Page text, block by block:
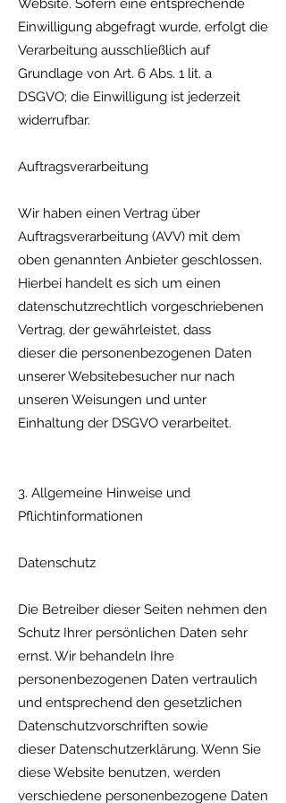
Website. Sofern eine entsprechende
Einwilligung abgefragt wurde, erfolgt die
Verarbeitung ausschließlich auf
Grundlage von Art. 6 Abs. 1 lit. a
DSGVO; die Einwilligung ist jederzeit
widerrufbar.
Auftragsverarbeitung
Wir haben einen Vertrag über
Auftragsverarbeitung (AVV) mit dem
oben genannten Anbieter geschlossen.
Hierbei handelt es sich um einen
datenschutzrechtlich vorgeschriebenen
Vertrag, der gewährleistet, dass
dieser die personenbezogenen Daten
unserer Websitebesucher nur nach
unseren Weisungen und unter
Einhaltung der DSGVO verarbeitet.
3. Allgemeine Hinweise und
Pflichtinformationen
Datenschutz
Die Betreiber dieser Seiten nehmen den
Schutz Ihrer persönlichen Daten sehr
ernst. Wir behandeln Ihre
personenbezogenen Daten vertraulich
und entsprechend den gesetzlichen
Datenschutzvorschriften sowie
dieser Datenschutzerklärung. Wenn Sie
diese Website benutzen, werden
verschiedene personenbezogene Daten